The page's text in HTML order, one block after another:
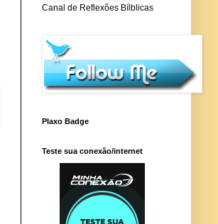
Canal de Reflexões Bílblicas
Plaxo Badge
Teste sua conexão/internet